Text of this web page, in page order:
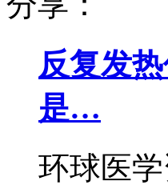
反复发
是…
环球医